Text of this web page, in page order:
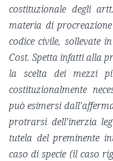
costituzionale degli
materia di
codice civile, sollevate
Cost. Spetta infatti alla
la scelta dei mezzi
costituzionalmente
può esimersi
protrarsi dell’inerzia
tutela del preminente
caso di specie (il caso